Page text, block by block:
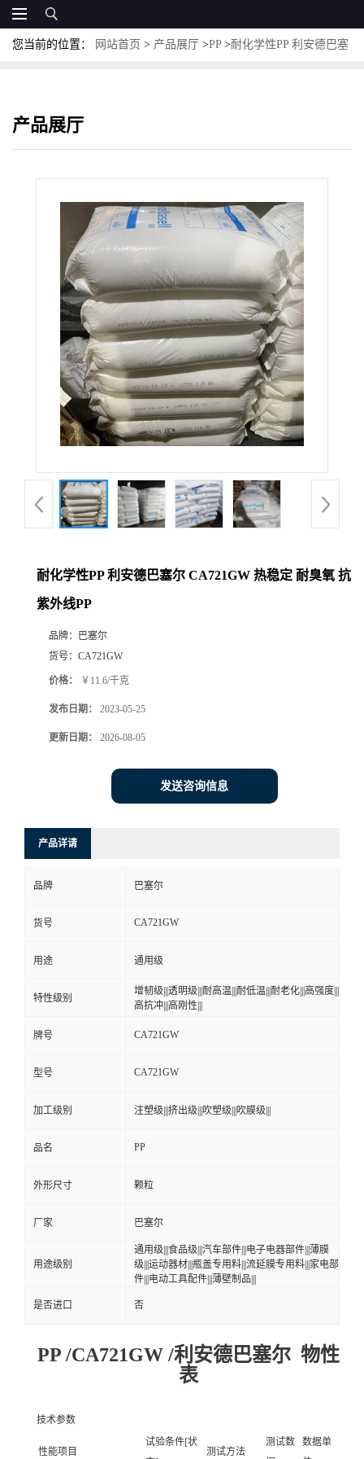
您当前的位置： 网站首页 > 产品展厅 >PP >耐化学性PP 利安德巴塞
产品展厅
耐化学性PP 利安德巴塞尔 CA721GW 热稳定 耐臭氧 抗
紫外线PP
品牌：
巴塞尔
货号： CA721GW
价格： ￥11.6/千克
发布日期： 2023-05-25
更新日期： 2026-08-05
发送咨询信息
产品详请
品牌 巴塞尔
货号 CA721GW
用途 通用级
特性级别
增韧级|||透明级|||耐高温|||耐低温|||耐老化|||高强度|||
高抗冲|||高刚性|||
牌号 CA721GW
型号 CA721GW
加工级别 注塑级|||挤出级|||吹塑级|||吹膜级|||
品名 PP
外形尺寸 颗粒
厂家 巴塞尔
用途级别
通用级|||食品级|||汽车部件|||电子电器部件|||薄膜
级|||运动器材|||瓶盖专用料|||流延膜专用料|||家电部
件|||电动工具配件|||薄壁制品|||
是否进口 否
PP /CA721GW /利安德巴塞尔 物性
表
技术参数
性能项目
试验条件[状
测试方法
测试数
数据单